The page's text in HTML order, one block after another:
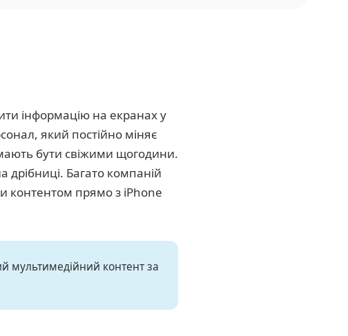
інформацію на екранах у
який постійно міняє
бути свіжими щогодини.
Багато компаній
контентом прямо з iPhone
мультимедійний контент за